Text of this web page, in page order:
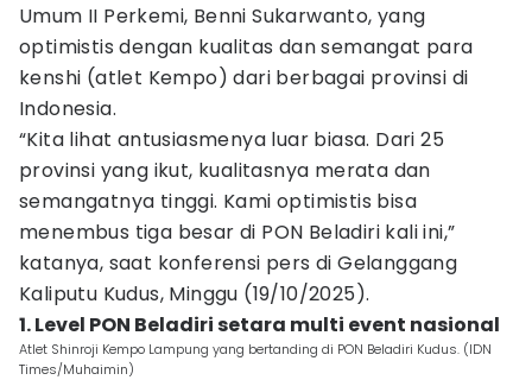
Umum II Perkemi, Benni Sukarwanto, yang
optimistis dengan kualitas dan semangat para
kenshi (atlet Kempo) dari berbagai provinsi di
Indonesia.
“Kita lihat antusiasmenya luar biasa. Dari 25
provinsi yang ikut, kualitasnya merata dan
semangatnya tinggi. Kami optimistis bisa
menembus tiga besar di PON Beladiri kali ini,”
katanya, saat konferensi pers di Gelanggang
Kaliputu Kudus, Minggu (19/10/2025).
1. Level PON Beladiri setara multi event nasional
Atlet Shinroji Kempo Lampung yang bertanding di PON Beladiri Kudus. (IDN
Times/Muhaimin)